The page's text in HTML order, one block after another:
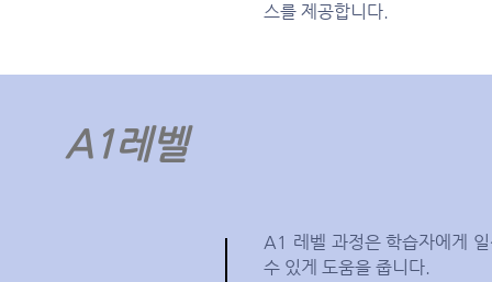
스를 제공합니다.
A1레벨
A1 레벨 과정은 학습자에게
수 있게 도움을 줍니다.